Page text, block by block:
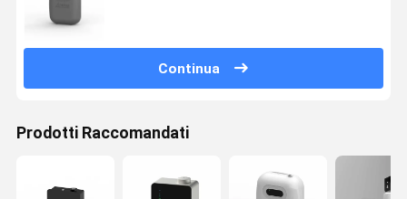
Continua
Prodotti Raccomandati